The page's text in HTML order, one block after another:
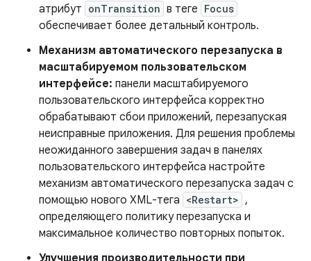
атрибут onTransition в теге Focus
обеспечивает более детальный контроль.
Механизм автоматического перезапуска в
масштабируемом пользовательском
интерфейсе: панели масштабируемого
пользовательского интерфейса корректно
обрабатывают сбои приложений, перезапуская
неисправные приложения. Для решения проблемы
неожиданного завершения задач в панелях
пользовательского интерфейса настройте
механизм автоматического перезапуска задач с
помощью нового XML-тега <Restart> ,
определяющего политику перезапуска и
максимальное количество повторных попыток.
Улучшения производительности при